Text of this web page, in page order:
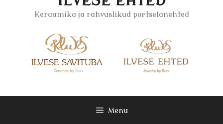
Keraamika ja rahvuslikud portselanehted
Menu